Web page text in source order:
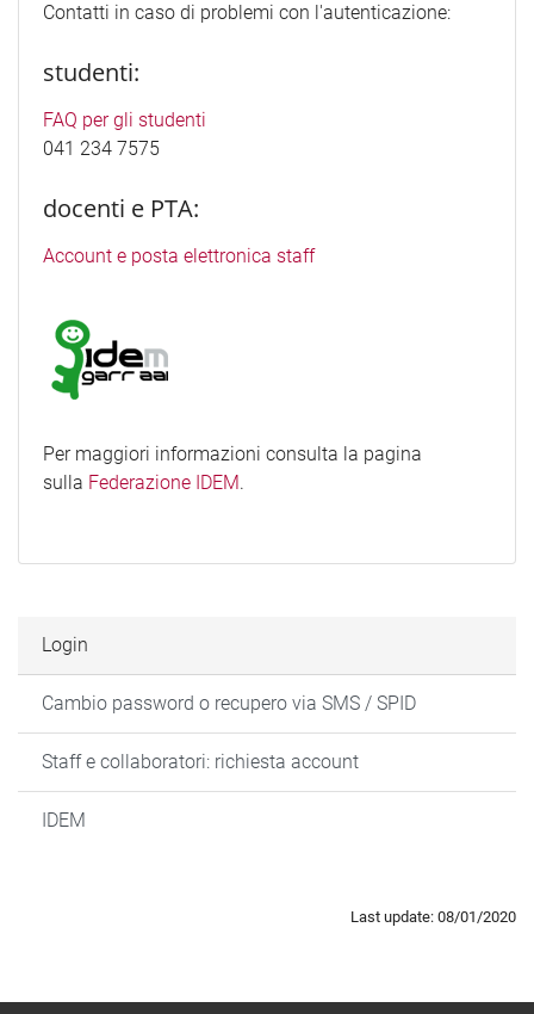
Contatti in caso di problemi con l'autenticazione:
studenti:
FAQ per gli studenti
041 234 7575
docenti e PTA:
Account e posta elettronica staff
Per maggiori informazioni consulta la pagina
sulla Federazione IDEM.
Login
Cambio password o recupero via SMS / SPID
Staff e collaboratori: richiesta account
IDEM
Last update: 08/01/2020